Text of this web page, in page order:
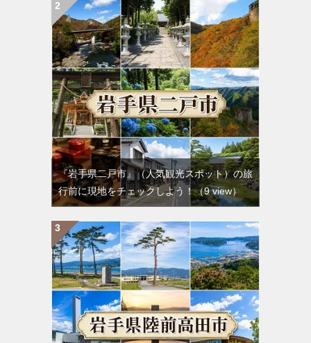
『岩手県二戸市』（人気観光スポット）の旅
行前に現地をチェックしよう！（9 view）